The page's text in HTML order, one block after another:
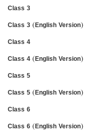
Class 3
Class 3 (English Version)
Class 4
Class 4 (English Version)
Class 5
Class 5 (English Version)
Class 6
Class 6 (English Version)